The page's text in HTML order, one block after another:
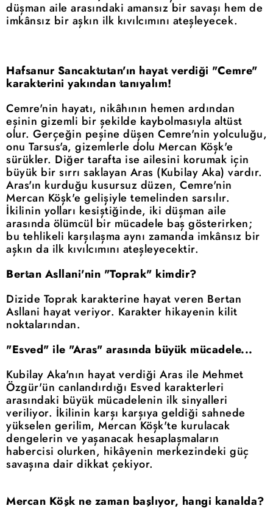
düşman aile arasındaki amansız bir savaşı hem de
imkânsız bir aşkın ilk kıvılcımını ateşleyecek.
Hafsanur Sancaktutan'ın hayat verdiği "Cemre"
karakterini yakından tanıyalım!
Cemre'nin hayatı, nikâhının hemen ardından
eşinin gizemli bir şekilde kaybolmasıyla altüst
olur. Gerçeğin peşine düşen Cemre'nin yolculuğu,
onu Tarsus'a, gizemlerle dolu Mercan Köşk'e
sürükler. Diğer tarafta ise ailesini korumak için
büyük bir sırrı saklayan Aras (Kubilay Aka) vardır.
Aras'ın kurduğu kusursuz düzen, Cemre'nin
Mercan Köşk'e gelişiyle temelinden sarsılır.
İkilinin yolları kesiştiğinde, iki düşman aile
arasında ölümcül bir mücadele baş gösterirken;
bu tehlikeli karşılaşma aynı zamanda imkânsız bir
aşkın da ilk kıvılcımını ateşleyecektir.
Bertan Asllani'nin "Toprak" kimdir?
Dizide Toprak karakterine hayat veren Bertan
Asllani hayat veriyor. Karakter hikayenin kilit
noktalarından.
"Esved" ile "Aras" arasında büyük mücadele...
Kubilay Aka'nın hayat verdiği Aras ile Mehmet
Özgür'ün canlandırdığı Esved karakterleri
arasındaki büyük mücadelenin ilk sinyalleri
veriliyor. İkilinin karşı karşıya geldiği sahnede
yükselen gerilim, Mercan Köşk'te kurulacak
dengelerin ve yaşanacak hesaplaşmaların
habercisi olurken, hikâyenin merkezindeki güç
savaşına dair dikkat çekiyor.
Mercan Köşk ne zaman başlıyor, hangi kanalda?